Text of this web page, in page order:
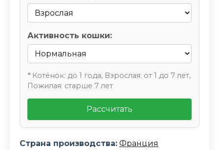
Активность кошки:
* Котёнок: до 1 года, Взрослая: от 1 до 7 лет,
Пожилая: старше 7 лет
Рассчитать
Страна производства: Франция